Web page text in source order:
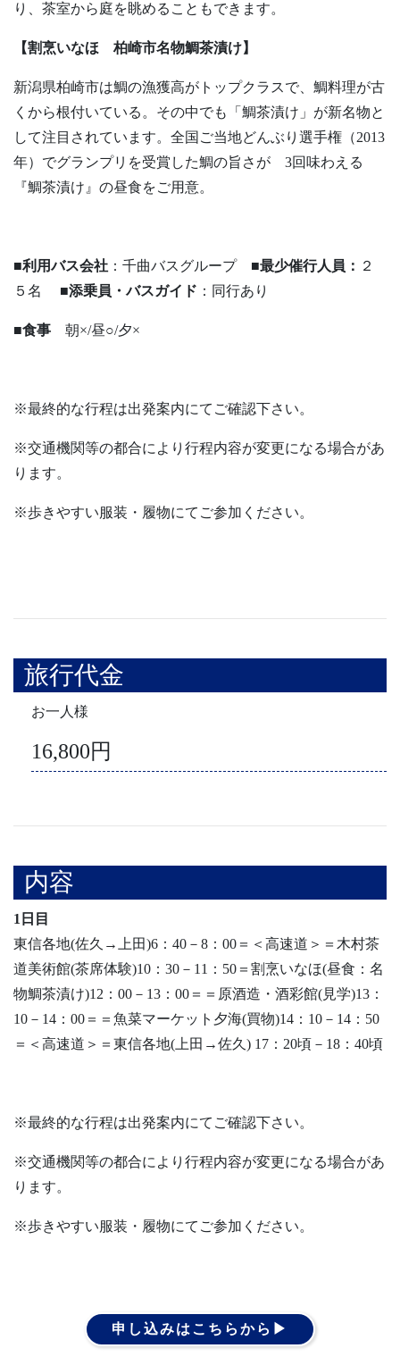
り、茶室から庭を眺めることもできます。
【割烹いなほ 柏崎市名物鯛茶漬け】
新潟県柏崎市は鯛の漁獲高がトップクラスで、鯛料理が古
くから根付いている。その中でも「鯛茶漬け」が新名物と
して注目されています。全国ご当地どんぶり選手権（2013
年）でグランプリを受賞した鯛の旨さが 3回味わえる
『鯛茶漬け』の昼食をご用意。
■利用バス会社 ：千曲バスグループ ■最少催行人員： ２
５名
■添乗員・バスガイド ：同行あり
■食事 朝×/昼○/夕×
※最終的な行程は出発案内にてご確認下さい。
※交通機関等の都合により行程内容が変更になる場合があ
ります。
※歩きやすい服装・履物にてご参加ください。
旅行代金
お一人様
16,800円
内容
1日目
東信各地(佐久→上田)6：40－8：00＝＜高速道＞＝木村茶
道美術館(茶席体験)10：30－11：50＝割烹いなほ(昼食：名
物鯛茶漬け)12：00－13：00＝＝原酒造・酒彩館(見学)13：
10－14：00＝＝魚菜マーケット夕海(買物)14：10－14：50
＝＜高速道＞＝東信各地(上田→佐久) 17：20頃－18：40頃
※最終的な行程は出発案内にてご確認下さい。
※交通機関等の都合により行程内容が変更になる場合があ
ります。
※歩きやすい服装・履物にてご参加ください。
申し込みはこちらから▶︎